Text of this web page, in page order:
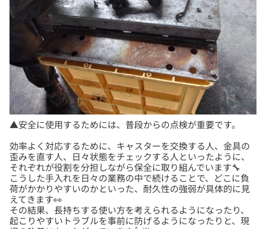
効率よく対応するために、キャスターを交換する人、金具の
歪みを直す人、日々状態をチェックする人といったように、
それぞれが役割を分担しながら保全に取り組んでいます🔧
こうした手入れを日々の業務の中で続けることで、どこに負
荷がかかりやすいのかといった、耐久性の強弱が具体的に見
えてきます👀
その結果、長持ちする使い方を考えられるようになったり、
起こりやすいトラブルを事前に防げるようになったりと、現